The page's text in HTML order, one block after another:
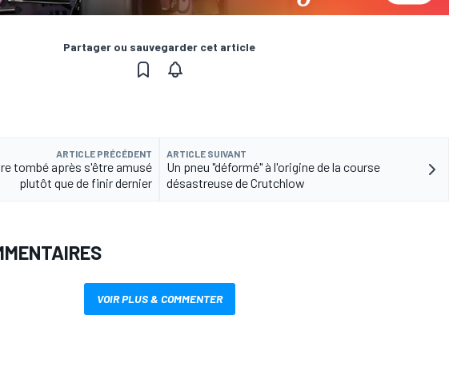
Partager ou sauvegarder cet article
ARTICLE PRÉCÉDENT
tombé après s'être amusé
plutôt que de finir dernier
ARTICLE SUIVANT
Un pneu "déformé" à l'origine de la course
désastreuse de Crutchlow
VOIR PLUS & COMMENTER